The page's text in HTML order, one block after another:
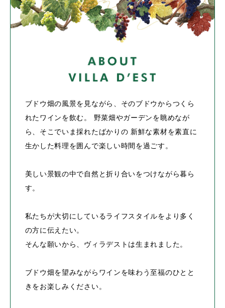
ブドウ畑の風景を見ながら、そのブドウからつくら
れたワインを飲む。
野菜畑やガーデンを眺めなが
ら、そこでいま採れたばかりの 新鮮な素材を素直に
生かした料理を囲んで楽しい時間を過ごす。
美しい景観の中で自然と折り合いをつけながら暮ら
す。
私たちが大切にしているライフスタイルをより多く
の方に伝えたい。
そんな願いから、ヴィラデストは生まれました。
ブドウ畑を望みながらワインを味わう至福のひとと
きをお楽しみください。